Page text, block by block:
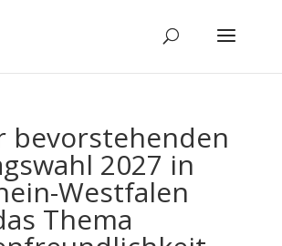
bevorstehenden
2027 in
Westfalen
Thema